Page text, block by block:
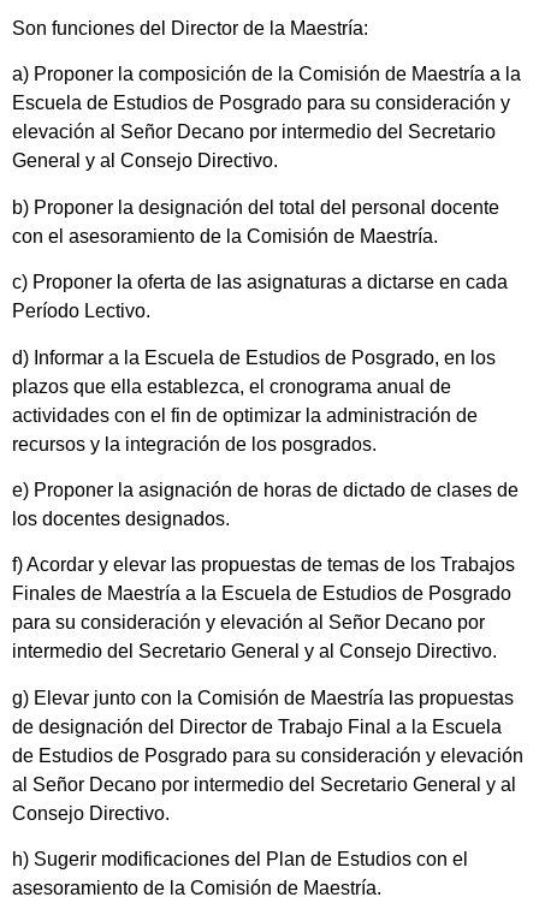
Son funciones del Director de la Maestría:
a) Proponer la composición de la Comisión de Maestría a la
Escuela de Estudios de Posgrado para su consideración y
elevación al Señor Decano por intermedio del Secretario
General y al Consejo Directivo.
b) Proponer la designación del total del personal docente
con el asesoramiento de la Comisión de Maestría.
c) Proponer la oferta de las asignaturas a dictarse en cada
Período Lectivo.
d) Informar a la Escuela de Estudios de Posgrado, en los
plazos que ella establezca, el cronograma anual de
actividades con el fin de optimizar la administración de
recursos y la integración de los posgrados.
e) Proponer la asignación de horas de dictado de clases de
los docentes designados.
f) Acordar y elevar las propuestas de temas de los Trabajos
Finales de Maestría a la Escuela de Estudios de Posgrado
para su consideración y elevación al Señor Decano por
intermedio del Secretario General y al Consejo Directivo.
g) Elevar junto con la Comisión de Maestría las propuestas
de designación del Director de Trabajo Final a la Escuela
de Estudios de Posgrado para su consideración y elevación
al Señor Decano por intermedio del Secretario General y al
Consejo Directivo.
h) Sugerir modificaciones del Plan de Estudios con el
asesoramiento de la Comisión de Maestría.